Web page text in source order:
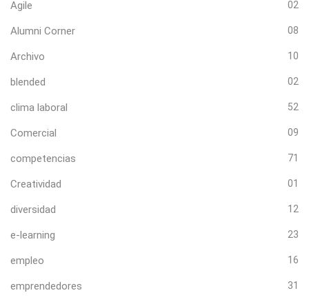
Agile 02
Alumni Corner 08
Archivo 10
blended 02
clima laboral 52
Comercial 09
competencias 71
Creatividad 01
diversidad 12
e-learning 23
empleo 16
emprendedores 31